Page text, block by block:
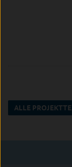
ALLE